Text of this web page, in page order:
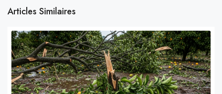
Articles Similaires